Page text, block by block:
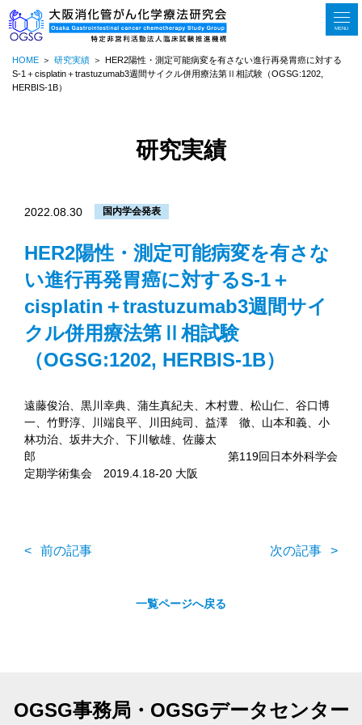
MENU
HOME 研究実績
HER2陽性・測定可能病変を有さない進行再発胃癌に対する
S-1＋cisplatin＋trastuzumab3週間サイクル併用療法第Ⅱ相試験（OGSG:1202,
HERBIS-1B）
研究実績
2022.08.30 国内学会発表
HER2陽性・測定可能病変を有さな
い進行再発胃癌に対するS-1＋
cisplatin＋trastuzumab3週間サイ
クル併用療法第Ⅱ相試験
（OGSG:1202, HERBIS-1B）
遠藤俊治、黒川幸典、蒲生真紀夫、木村豊、松山仁、谷口博
一、竹野淳、川端良平、川田純司、益澤 徹、山本和義、小
林功治、坂井大介、下川敏雄、佐藤太
郎 第119回日本外科学会
定期学術集会 2019.4.18-20 大阪
前の記事 次の記事
一覧ページへ戻る
OGSG事務局・OGSGデータセンター